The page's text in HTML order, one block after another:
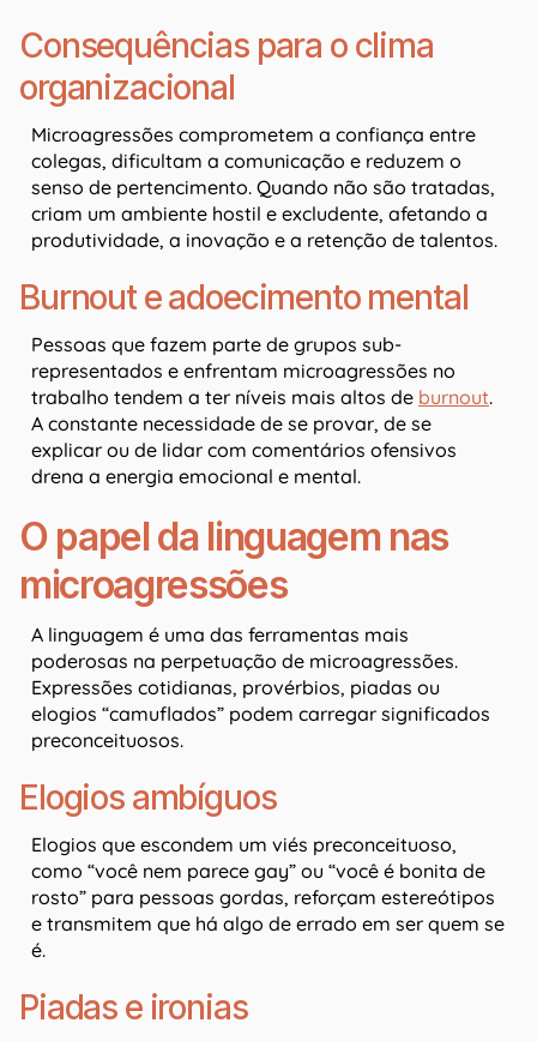
Consequências para o clima
organizacional
Microagressões comprometem a confiança entre
colegas, dificultam a comunicação e reduzem o
senso de pertencimento. Quando não são tratadas,
criam um ambiente hostil e excludente, afetando a
produtividade, a inovação e a retenção de talentos.
Burnout e adoecimento mental
Pessoas que fazem parte de grupos sub-
representados e enfrentam microagressões no
trabalho tendem a ter níveis mais altos de burnout.
A constante necessidade de se provar, de se
explicar ou de lidar com comentários ofensivos
drena a energia emocional e mental.
O papel da linguagem nas
microagressões
A linguagem é uma das ferramentas mais
poderosas na perpetuação de microagressões.
Expressões cotidianas, provérbios, piadas ou
elogios “camuflados” podem carregar significados
preconceituosos.
Elogios ambíguos
Elogios que escondem um viés preconceituoso,
como “você nem parece gay” ou “você é bonita de
rosto” para pessoas gordas, reforçam estereótipos
e transmitem que há algo de errado em ser quem se
é.
Piadas e ironias